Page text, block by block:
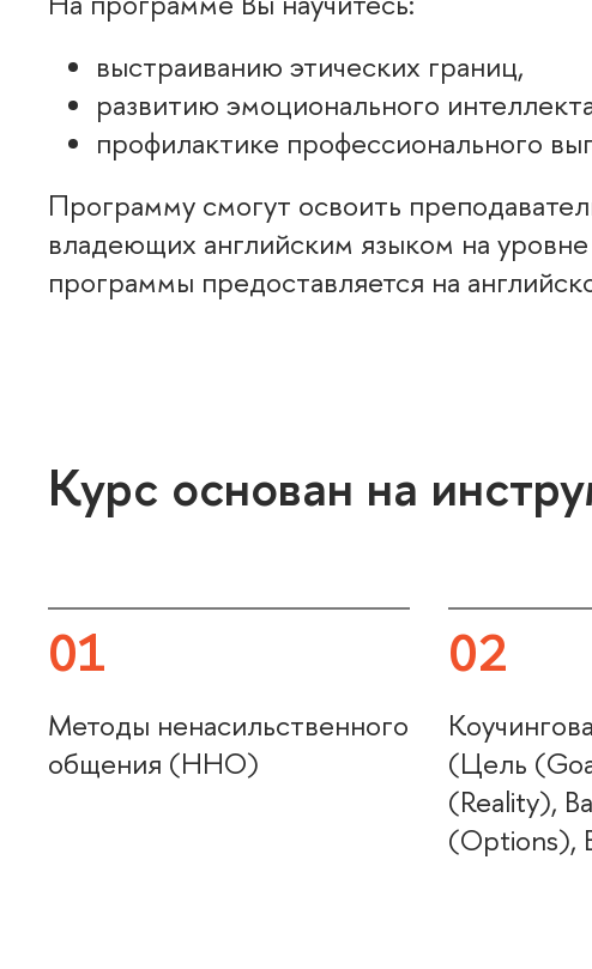
ыстраиванию этических границ,
развитию эмоционального
профилактике профессионального
Программу смогут освоить
ладеющих английским языком на
программы предоставляется на
Курс основан на
01
Методы ненасильственного
общения (ННО)
02
(Цель
(Reality),
(Options),